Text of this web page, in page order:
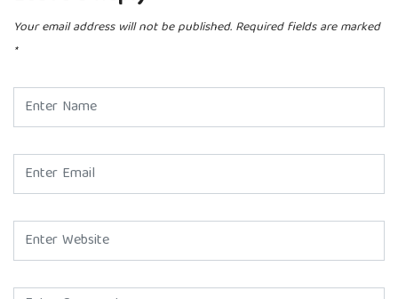
Your email address will not be published. Required fields are marked
*